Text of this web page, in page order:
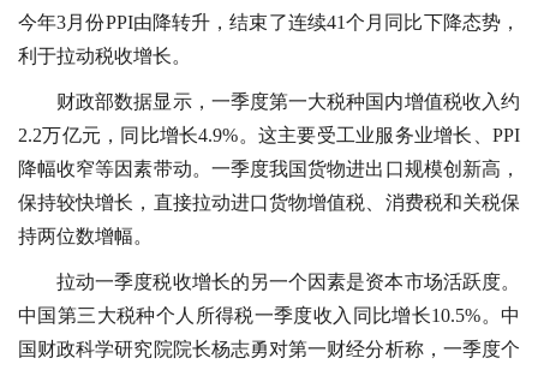
今年3月份PPI由降转升，结束了连续41个月同比下降态势，
利于拉动税收增长。
财政部数据显示，一季度第一大税种国内增值税收入约
2.2万亿元，同比增长4.9%。这主要受工业服务业增长、PPI
降幅收窄等因素带动。一季度我国货物进出口规模创新高，
保持较快增长，直接拉动进口货物增值税、消费税和关税保
持两位数增幅。
拉动一季度税收增长的另一个因素是资本市场活跃度。
中国第三大税种个人所得税一季度收入同比增长10.5%。中
国财政科学研究院院长杨志勇对第一财经分析称，一季度个